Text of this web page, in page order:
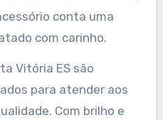
conta uma
com carinho.
Vitória ES são
para atender aos
Com brilho e